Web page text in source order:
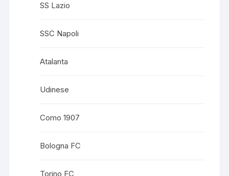
SS Lazio
SSC Napoli
Atalanta
Udinese
Como 1907
Bologna FC
Torino FC